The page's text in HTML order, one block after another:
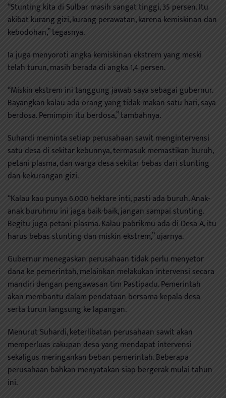
“Stunting kita di Sulbar masih sangat tinggi, 35 persen. Itu
akibat kurang gizi, kurang perawatan, karena kemiskinan dan
kebodohan,” tegasnya.
Ia juga menyoroti angka kemiskinan ekstrem yang meski
telah turun, masih berada di angka 1,4 persen.
“Miskin ekstrem ini tanggung jawab saya sebagai gubernur.
Bayangkan kalau ada orang yang tidak makan satu hari, saya
berdosa. Pemimpin itu berdosa,” tambahnya.
Suhardi meminta setiap perusahaan sawit mengintervensi
satu desa di sekitar kebunnya, termasuk memastikan buruh,
petani plasma, dan warga desa sekitar bebas dari stunting
dan kekurangan gizi.
“Kalau kau punya 6.000 hektare inti, pasti ada buruh. Anak-
anak buruhmu ini jaga baik-baik, jangan sampai stunting.
Begitu juga petani plasma. Kalau pabrikmu ada di Desa A, itu
harus bebas stunting dan miskin ekstrem,” ujarnya.
Gubernur menegaskan perusahaan tidak perlu menyetor
dana ke pemerintah, melainkan melakukan intervensi secara
mandiri dengan pengawasan tim Pastipadu. Pemerintah
akan membantu dalam pendataan bersama kepala desa
serta turun langsung ke lapangan.
Menurut Suhardi, keterlibatan perusahaan sawit akan
memperluas cakupan desa yang mendapat intervensi
sekaligus meringankan beban pemerintah. Beberapa
perusahaan bahkan menyatakan siap bergerak mulai tahun
ini.